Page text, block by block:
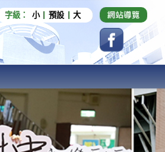
字級： 小 預設 大